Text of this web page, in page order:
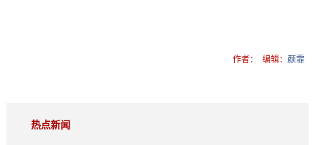
作者： 编辑：颜霏
热点新闻